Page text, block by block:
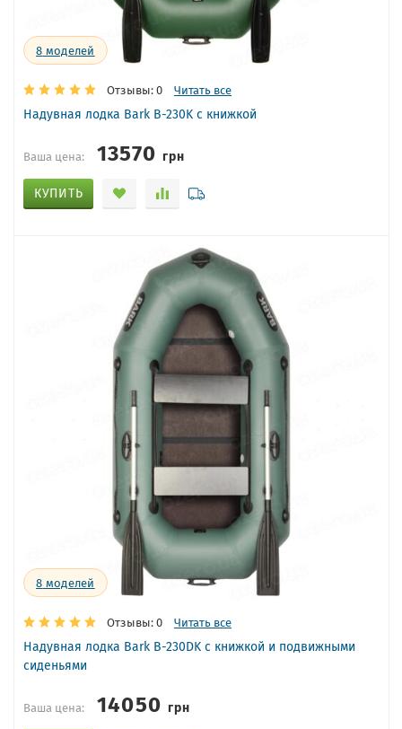
8 моделей
Отзывы: 0 Читать все
Надувная лодка Bark B-230K с книжкой
Ваша цена: 13570грн
КУПИТЬ
8 моделей
Отзывы: 0 Читать все
Надувная лодка Bark B-230DK с книжкой и подвижными
сиденьями
Ваша цена: 14050грн